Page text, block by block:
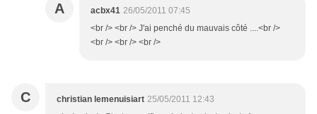
A acbx41 26/05/2011 07:45
<br /> <br /> J'ai penché du mauvais côté ....<br />
<br /> <br /> <br />
C christian lemenuisiart 25/05/2011 12:43